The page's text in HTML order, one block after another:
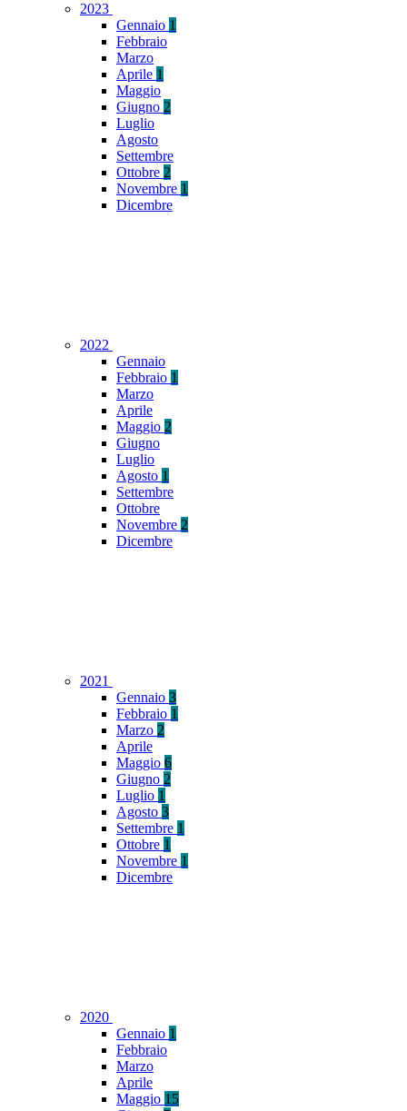
2023
Gennaio 1
Febbraio
Marzo
Aprile 1
Maggio
Giugno 2
Luglio
Agosto
Settembre
Ottobre 2
Novembre 1
Dicembre
2022
Gennaio
Febbraio 1
Marzo
Aprile
Maggio 2
Giugno
Luglio
Agosto 1
Settembre
Ottobre
Novembre 2
Dicembre
2021
Gennaio 3
Febbraio 1
Marzo 2
Aprile
Maggio 6
Giugno 2
Luglio 1
Agosto 3
Settembre 1
Ottobre 1
Novembre 1
Dicembre
2020
Gennaio 1
Febbraio
Marzo
Aprile
Maggio 15